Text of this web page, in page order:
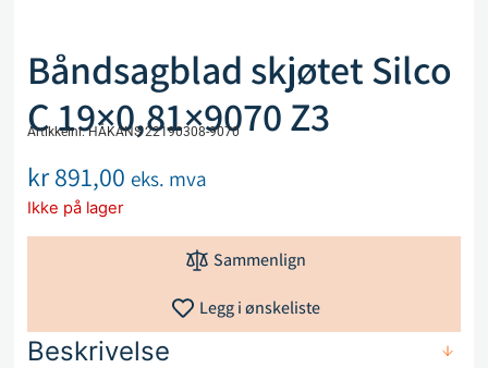
Båndsagblad skjøtet Silco
C 19×0,81×9070 Z3
Artikkelnr. HÅKANS 22190308-9070
kr891,00 eks. mva
Ikke på lager
Sammenlign
Legg i ønskeliste
Beskrivelse